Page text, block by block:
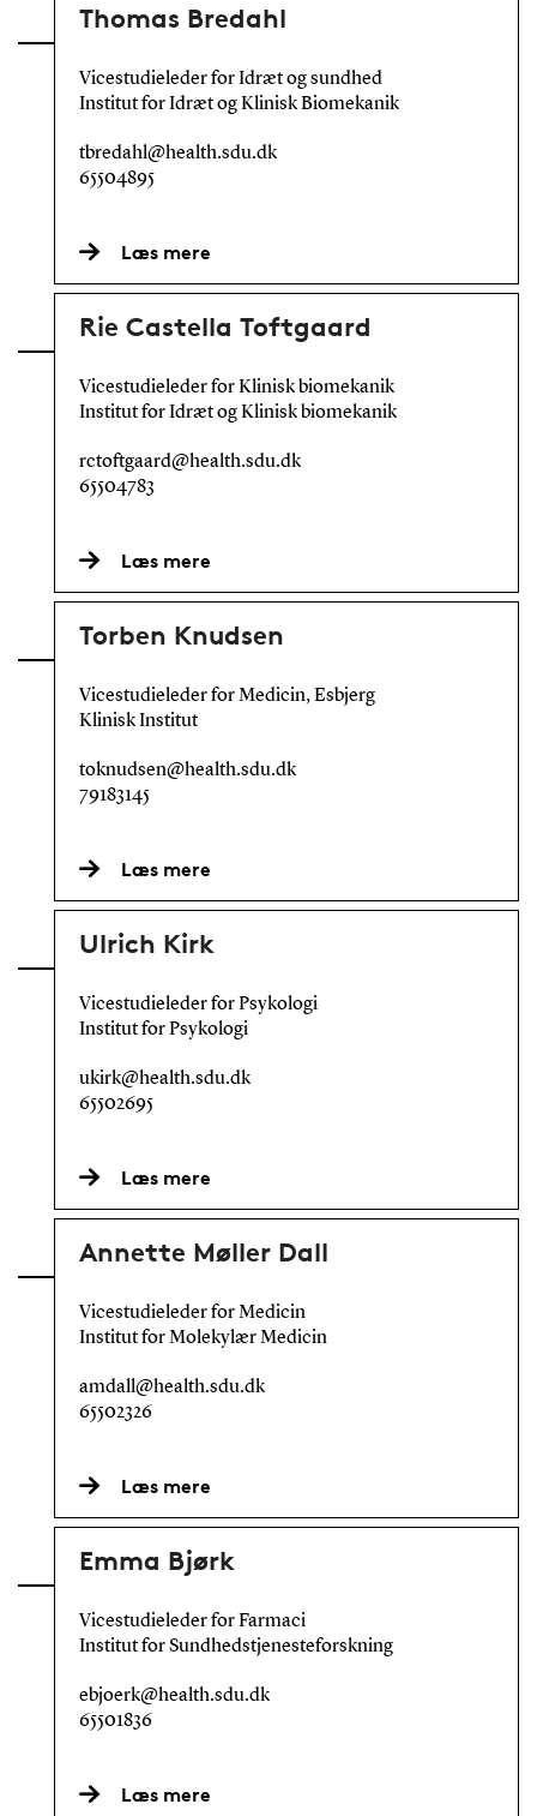
Thomas Bredahl
Vicestudieleder for Idræt og sundhed
Institut for Idræt og Klinisk Biomekanik
tbredahl@health.sdu.dk
65504895
Læs mere
Rie Castella Toftgaard
Vicestudieleder for Klinisk biomekanik
Institut for Idræt og Klinisk biomekanik
rctoftgaard@health.sdu.dk
65504783
Læs mere
Torben Knudsen
Vicestudieleder for Medicin, Esbjerg
Klinisk Institut
toknudsen@health.sdu.dk
79183145
Læs mere
Ulrich Kirk
Vicestudieleder for Psykologi
Institut for Psykologi
ukirk@health.sdu.dk
65502695
Læs mere
Annette Møller Dall
Vicestudieleder for Medicin
Institut for Molekylær Medicin
amdall@health.sdu.dk
65502326
Læs mere
Emma Bjørk
Vicestudieleder for Farmaci
Institut for Sundhedstjenesteforskning
ebjoerk@health.sdu.dk
65501836
Læs mere